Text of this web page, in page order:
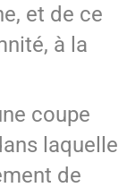
et de ce
à la
coupe
laquelle
de